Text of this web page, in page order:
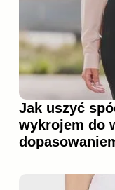
Jak uszyć
wykrojem do